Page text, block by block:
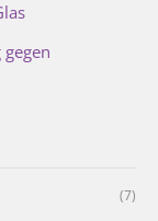
(7)